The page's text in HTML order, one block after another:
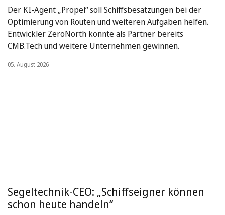
Der KI-Agent „Propel“ soll Schiffsbesatzungen bei der
Optimierung von Routen und weiteren Aufgaben helfen.
Entwickler ZeroNorth konnte als Partner bereits
CMB.Tech und weitere Unternehmen gewinnen.
05. August 2026
Segeltechnik-CEO: „Schiffseigner können
schon heute handeln“